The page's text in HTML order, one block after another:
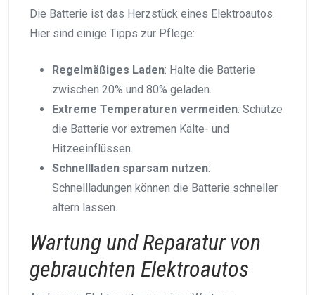
Die Batterie ist das Herzstück eines Elektroautos.
Hier sind einige Tipps zur Pflege:
Regelmäßiges Laden: Halte die Batterie
zwischen 20% und 80% geladen.
Extreme Temperaturen vermeiden: Schütze
die Batterie vor extremen Kälte- und
Hitzeeinflüssen.
Schnellladen sparsam nutzen:
Schnellladungen können die Batterie schneller
altern lassen.
Wartung und Reparatur von
gebrauchten Elektroautos